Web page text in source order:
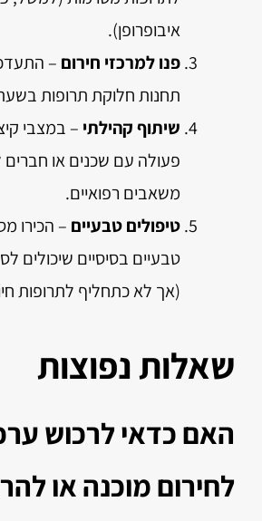
איבופרופן).
פנו למרכזי חירום –
תחנות חלוקת תרופות
שיתוף קהילתי – במצבי
פעולה עם שכנים או חברים
משאבים רפואיים.
טיפולים טבעיים – הכירו
טבעיים בסיסיים שיכולים
(אך לא כתחליף לתרופות
שאלות נפוצות
האם כדאי לרכוש
לחירום מוכנה או